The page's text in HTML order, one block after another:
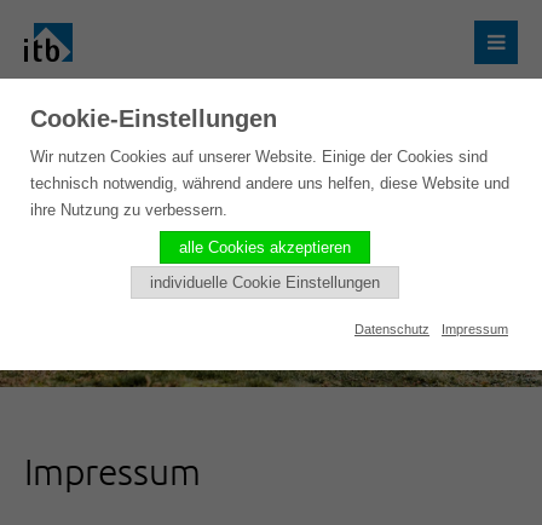
Impressum
Cookie-Einstellungen
Wir nutzen Cookies auf unserer Website. Einige der Cookies sind
technisch notwendig, während andere uns helfen, diese Website und
ihre Nutzung zu verbessern.
alle Cookies akzeptieren
individuelle Cookie Einstellungen
Datenschutz Impressum